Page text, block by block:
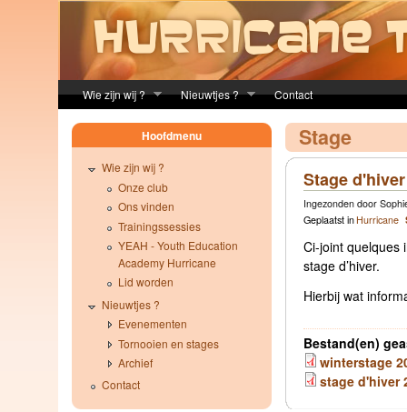
Wie zijn wij ? Nieuwtjes ? Contact
Stage
Stage
Ingezonden door
Geplaatst inHurricane
Ci-joint quelques
stage d’hiver.
Hierbij wat
Bestand(en)
winterstage
stage d'hiver
Hoofdmenu
Wie zijn wij ?
Onze club
Ons vinden
Trainingssessies
YEAH - Youth Education
Academy Hurricane
Lid worden
Nieuwtjes ?
Evenementen
Tornooien en stages
Archief
Contact